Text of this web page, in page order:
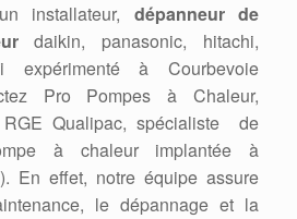
installateur, dépanneur de
daikin, panasonic, hitachi,
expérimenté à Courbevoie
Pro Pompes à Chaleur,
RGE Qualipac, spécialiste de
à chaleur implantée à
En effet, notre équipe assure
le dépannage et la